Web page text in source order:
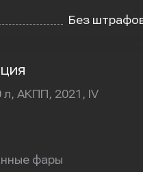
Без
л, АКПП, 2021, IV
фары